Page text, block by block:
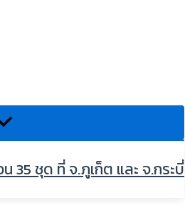
35 ชุด ที่ จ.ภูเก็ต และ จ.กระบี่